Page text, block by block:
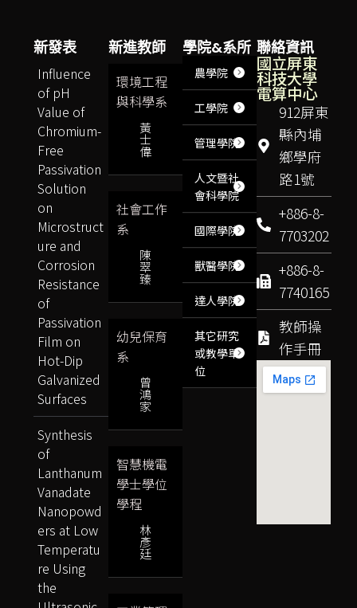
聯絡資訊
國立屏東
科技大學
電算中心
912屏東
縣內埔
鄉學府
路1號
+886-8-
7703202
+886-8-
7740165
教師操
作手冊
學院&系所
農學院
工學院
管理學院
人文暨社
會科學院
國際學院
獸醫學院
達人學院
其它研究
或教學單
位
新進教師
環境工程
與科學系
黃
士
偉
社會工作
系
陳
翠
臻
幼兒保育
系
曾
鴻
家
智慧機電
學士學位
學程
林
彥
廷
新發表
Influence
of pH
Value of
Chromium-
Free
Passivation
Solution
on
Microstruct
ure and
Corrosion
Resistance
of
Passivation
Film on
Hot-Dip
Galvanized
Surfaces
Synthesis
of
Lanthanum
Vanadate
Nanopowd
ers at Low
Temperatu
re Using
the